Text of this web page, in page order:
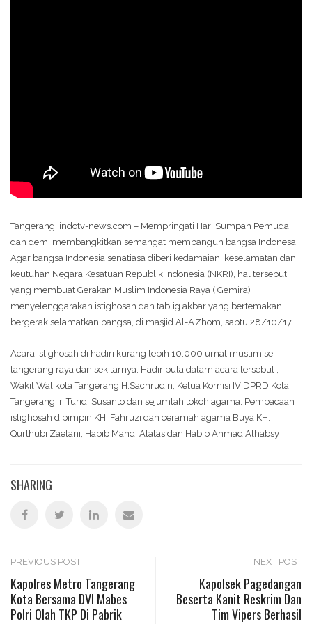
Tangerang, indotv-news.com – Mempringati Hari Sumpah Pemuda,
dan demi membangkitkan semangat membangun bangsa Indonesai,
Agar bangsa Indonesia senatiasa diberi kedamaian, keselamatan dan
keutuhan Negara Kesatuan Republik Indonesia (NKRI), hal tersebut
yang membuat Gerakan Muslim Indonesia Raya ( Gemira)
menyelenggarakan istighosah dan tablig akbar yang bertemakan
bergerak selamatkan bangsa, di masjid Al-A’Zhom, sabtu 28/10/17
Acara Istighosah di hadiri kurang lebih 10.000 umat muslim se-
tangerang raya dan sekitarnya. Hadir pula dalam acara tersebut ,
Wakil Walikota Tangerang H.Sachrudin, Ketua Komisi IV DPRD Kota
Tangerang Ir. Turidi Susanto dan sejumlah tokoh agama. Pembacaan
istighosah dipimpin KH. Fahruzi dan ceramah agama Buya KH.
Qurthubi Zaelani, Habib Mahdi Alatas dan Habib Ahmad Alhabsy
SHARING
Post
navigation
PREVIOUS POST
Kapolres Metro Tangerang
Kota Bersama DVI Mabes
Polri Olah TKP Di Pabrik
NEXT POST
Kapolsek Pagedangan
Beserta Kanit Reskrim Dan
Tim Vipers Berhasil